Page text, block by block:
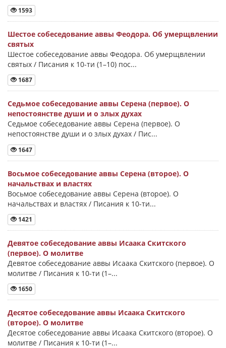
1593
Шестое собеседование аввы Феодора. Об умерщвлении
святых
Шестое собеседование аввы Феодора. Об умерщвлении
святых / Писания к 10-ти (1–10) пос...
1687
Седьмое собеседование аввы Серена (первое). О
непостоянстве души и о злых духах
Седьмое собеседование аввы Серена (первое). О
непостоянстве души и о злых духах / Пис...
1647
Восьмое собеседование аввы Серена (второе). О
начальствах и властях
Восьмое собеседование аввы Серена (второе). О
начальствах и властях / Писания к 10-ти...
1421
Девятое собеседование аввы Исаака Скитского
(первое). О молитве
Девятое собеседование аввы Исаака Скитского (первое). О
молитве / Писания к 10-ти (1–...
1650
Десятое собеседование аввы Исаака Скитского
(второе). О молитве
Десятое собеседование аввы Исаака Скитского (второе). О
молитве / Писания к 10-ти (1–...